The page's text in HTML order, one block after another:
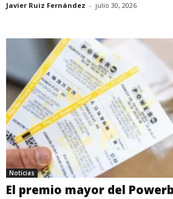
Javier Ruiz Fernández - julio 30, 2026
Noticias
El premio mayor del